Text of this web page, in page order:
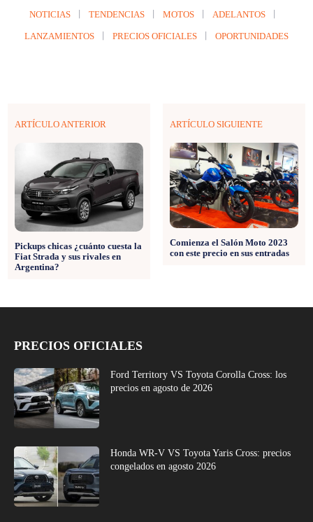
NOTICIAS TENDENCIAS MOTOS ADELANTOS
LANZAMIENTOS PRECIOS OFICIALES OPORTUNIDADES
ARTÍCULO ANTERIOR
Pickups chicas ¿cuánto cuesta la
Fiat Strada y sus rivales en
Argentina?
ARTÍCULO SIGUIENTE
Comienza el Salón Moto 2023
con este precio en sus entradas
PRECIOS OFICIALES
Ford Territory VS Toyota Corolla Cross: los
precios en agosto de 2026
Honda WR-V VS Toyota Yaris Cross: precios
congelados en agosto 2026